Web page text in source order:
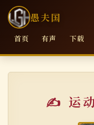
愚夫国
首页 有声 下载
✍ 运